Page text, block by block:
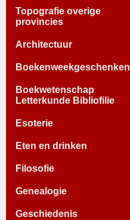
Topografie overige
provincies
Architectuur
Boekenweekgeschenken
Boekwetenschap
Letterkunde Bibliofilie
Esoterie
Eten en drinken
Filosofie
Genealogie
Geschiedenis